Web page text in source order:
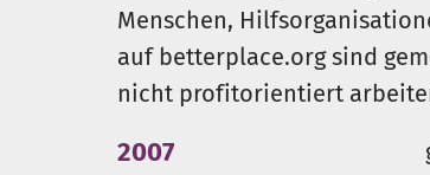
Menschen,
auf betterplace.org sind
nicht profitorientiert
2007